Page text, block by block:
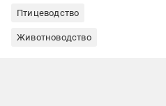
Птицеводство
Животноводство